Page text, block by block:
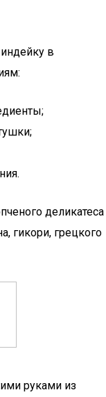
в
деликатеса
гикори, грецкого
руками из